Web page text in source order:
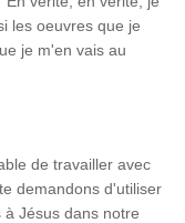
les oeuvres que je
je m'en vais au
de travailler avec
demandons d'utiliser
Jésus dans notre